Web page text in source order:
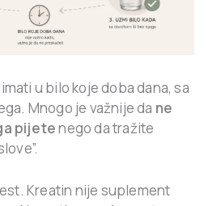
u bilo koje doba dana, sa
Mnogo je važnije da ne
pijetenego da tražite
Kreatin nije suplement